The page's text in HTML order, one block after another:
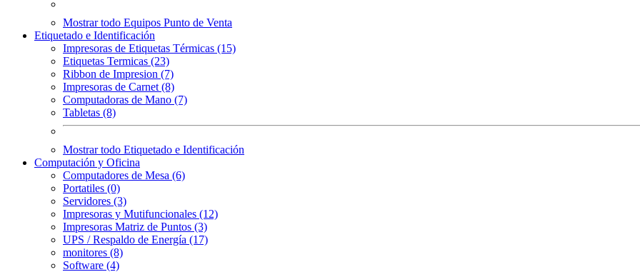
Mostrar todo Equipos Punto de Venta
Etiquetado e Identificación
Impresoras de Etiquetas Térmicas (15)
Etiquetas Termicas (23)
Ribbon de Impresion (7)
Impresoras de Carnet (8)
Computadoras de Mano (7)
Tabletas (8)
Mostrar todo Etiquetado e Identificación
Computación y Oficina
Computadores de Mesa (6)
Portatiles (0)
Servidores (3)
Impresoras y Mutifuncionales (12)
Impresoras Matriz de Puntos (3)
UPS / Respaldo de Energía (17)
monitores (8)
Software (4)